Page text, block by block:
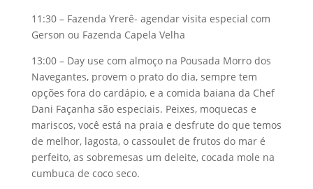
11:30 – Fazenda Yrerê- agendar visita especial com
Gerson ou Fazenda Capela Velha
13:00 – Day use com almoço na Pousada Morro dos
Navegantes, provem o prato do dia, sempre tem
opções fora do cardápio, e a comida baiana da Chef
Dani Façanha são especiais. Peixes, moquecas e
mariscos, você está na praia e desfrute do que temos
de melhor, lagosta, o cassoulet de frutos do mar é
perfeito, as sobremesas um deleite, cocada mole na
cumbuca de coco seco.